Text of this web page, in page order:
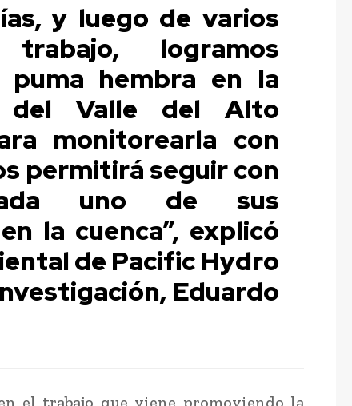
y luego de varios
logramos
hembra en la
del Valle del Alto
monitorearla con
permitirá seguir con
uno de sus
la cuenca”, explicó
de Pacific Hydro
Eduardo